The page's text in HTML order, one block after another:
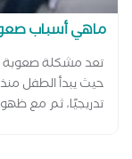
ماهي أسباب
تعد مشكلة صعوبة
حيث يبدأ الطفل
تدريجيًا، ثم مع